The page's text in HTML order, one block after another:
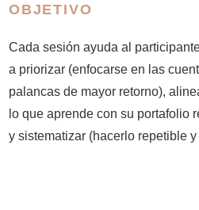
OBJETIVO
Cada sesión ayuda al
a priorizar (enfocarse en las
palancas de mayor retorno),
lo que aprende con su portafolio
y sistematizar (hacerlo repetible